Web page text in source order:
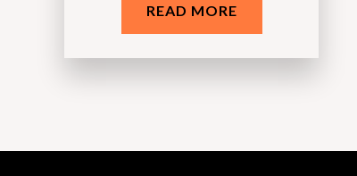
out
5
READ MORE